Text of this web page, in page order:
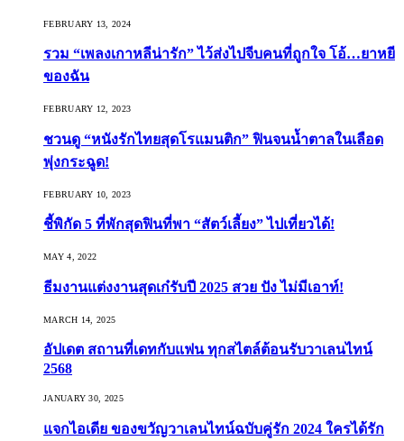
FEBRUARY 13, 2024
รวม “เพลงเกาหลีน่ารัก” ไว้ส่งไปจีบคนที่ถูกใจ โอ้…ยาหยี
ของฉัน
FEBRUARY 12, 2023
ชวนดู “หนังรักไทยสุดโรแมนติก” ฟินจนน้ำตาลในเลือด
พุ่งกระฉูด!
FEBRUARY 10, 2023
ชี้พิกัด 5 ที่พักสุดฟินที่พา “สัตว์เลี้ยง” ไปเที่ยวได้!
MAY 4, 2022
ธีมงานแต่งงานสุดเก๋รับปี 2025 สวย ปัง ไม่มีเอาท์!
MARCH 14, 2025
อัปเดต สถานที่เดทกับแฟน ทุกสไตล์ต้อนรับวาเลนไทน์
2568
JANUARY 30, 2025
แจกไอเดีย ของขวัญวาเลนไทน์ฉบับคู่รัก 2024 ใครได้รัก